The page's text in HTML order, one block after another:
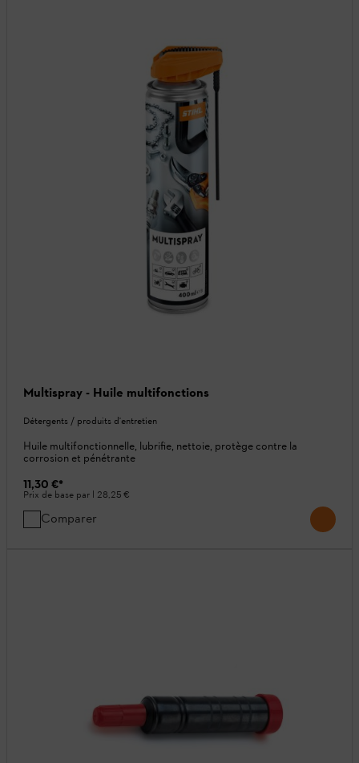
Multispray - Huile multifonctions
Détergents / produits d'entretien
Huile multifonctionnelle, lubrifie, nettoie, protège contre la
corrosion et pénétrante
11,30 €*
Prix de base par l 28,25 €
Comparer